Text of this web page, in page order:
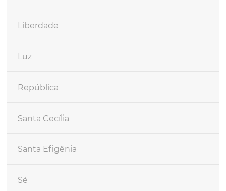
Liberdade
Luz
República
Santa Cecília
Santa Efigênia
Sé